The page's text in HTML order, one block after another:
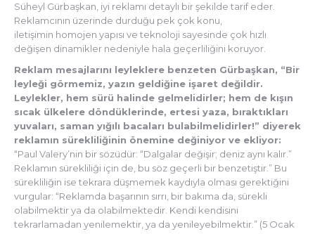
Süheyl Gürbaşkan, iyi reklamı detaylı bir şekilde tarif eder.
Reklamcının üzerinde durduğu pek çok konu,
iletişimin homojen yapısı ve teknoloji sayesinde çok hızlı
değişen dinamikler nedeniyle hala geçerliliğini koruyor.
Reklam mesajlarını leyleklere benzeten Gürbaşkan, “Bir
leyleği görmemiz, yazın geldiğine işaret değildir.
Leylekler, hem sürü halinde gelmelidirler; hem de kışın
sıcak ülkelere döndüklerinde, ertesi yaza, bıraktıkları
yuvaları, saman yığılı bacaları bulabilmelidirler!” diyerek
reklamın sürekliliğinin önemine değiniyor ve ekliyor:
“Paul Valery’nin bir sözüdür: “Dalgalar değişir; deniz aynı kalır.”
Reklamın sürekliliği için de, bu söz geçerli bir benzetiştir.” Bu
sürekliliğin ise tekrara düşmemek kaydıyla olması gerektiğini
vurgular: “Reklamda başarının sırrı, bir bakıma da, sürekli
olabilmektir ya da olabilmektedir. Kendi kendisini
tekrarlamadan yenilemektir, ya da yenileyebilmektir.” (5 Ocak